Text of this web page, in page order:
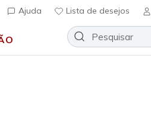
Ajuda Lista de desejos